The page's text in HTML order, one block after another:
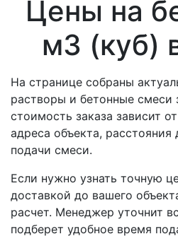
Цены на
м3 (куб)
На странице собраны
растворы и бетонные смеси
стоимость заказа зависит
адреса объекта, расстояния
подачи смеси.
Если нужно узнать точную
доставкой до вашего
расчет. Менеджер уточнит
подберет удобное время